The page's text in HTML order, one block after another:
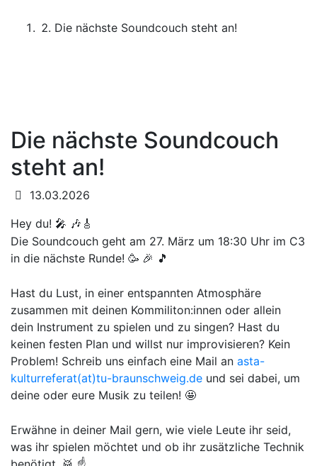
Start
Die nächste Soundcouch steht an!
Die nächste Soundcouch
steht an!
Datum:
13.03.2026
Hey du! 🎤 🎶🎸
Die Soundcouch geht am 27. März um 18:30 Uhr im C3
in die nächste Runde! 🥳 🎉 🎵
Hast du Lust, in einer entspannten Atmosphäre
zusammen mit deinen Kommiliton:innen oder allein
dein Instrument zu spielen und zu singen? Hast du
keinen festen Plan und willst nur improvisieren? Kein
Problem! Schreib uns einfach eine Mail an asta-
kulturreferat(at)tu-braunschweig.de und sei dabei, um
deine oder eure Musik zu teilen! 🤩
Erwähne in deiner Mail gern, wie viele Leute ihr seid,
was ihr spielen möchtet und ob ihr zusätzliche Technik